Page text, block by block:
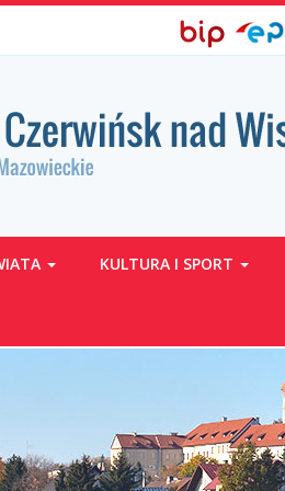
ePUAP
Biuletyn
Informacji
EPUAP
KULTURA I SPORT